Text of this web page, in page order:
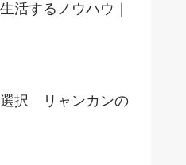
活するノウハウ｜
選択 リャンカンの